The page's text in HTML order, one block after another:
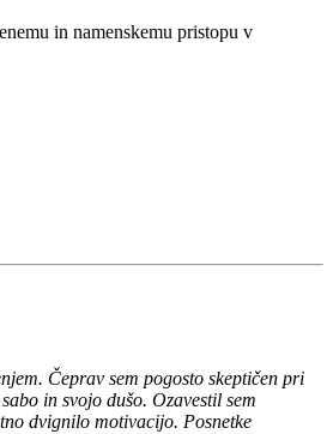
in namenskemu pristopu v
Čeprav sem pogosto skeptičen pri
in svojo dušo. Ozavestil sem
dvignilo motivacijo. Posnetke